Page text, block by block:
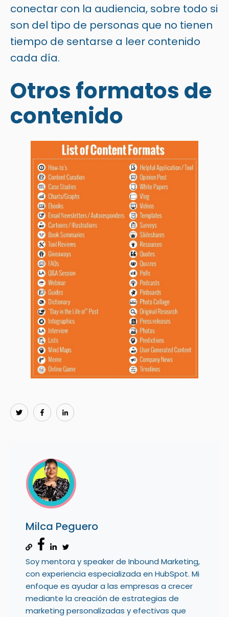
conectar con la audiencia, sobre todo si
son del tipo de personas que no tienen
tiempo de sentarse a leer contenido
cada día.
Otros formatos de
contenido
Milca Peguero
Soy mentora y speaker de Inbound Marketing,
con experiencia especializada en HubSpot. Mi
enfoque es ayudar a las empresas a crecer
mediante la creación de estrategias de
marketing personalizadas y efectivas que